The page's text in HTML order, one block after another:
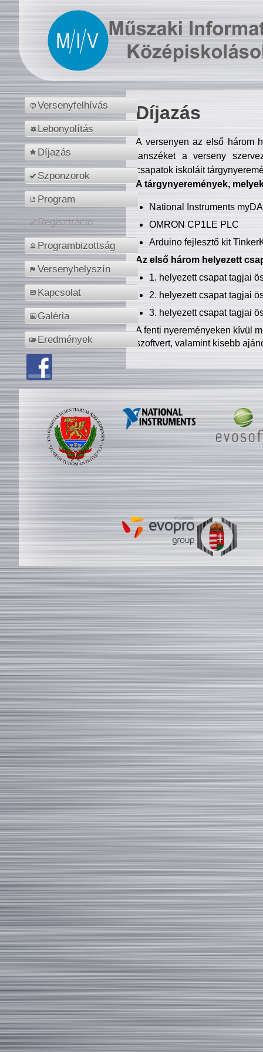
Versenyfelhívás
Lebonyolítás
Díjazás
Szponzorok
Program
Regisztráció
Programbizottság
Versenyhelyszín
Kapcsolat
Galéria
Eredmények
Díjazás
A versenyen az első három
tanszéket a verseny
csapatok iskoláit
A tárgynyeremények,
National Instruments
OMRON CP1LE PLC
Arduino fejlesztő kit
Az első három helyezett
1. helyezett csapat tagjai
2. helyezett csapat tagjai
3. helyezett csapat tagjai
A fenti nyereményeken kívül
szoftvert, valamint kisebb